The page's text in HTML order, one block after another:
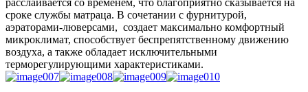
расслаивается со временем, что благоприятно сказывается на
сроке службы матраца. В сочетании с фурнитурой,
аэраторами-люверсами, создает максимально комфортный
микроклимат, способствует беспрепятственному движению
воздуха, а также обладает исключительными
терморегулирующими характеристиками.